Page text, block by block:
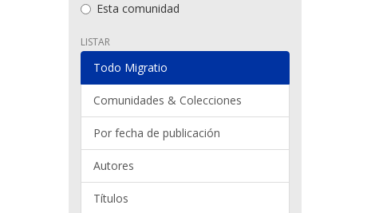
Esta comunidad
LISTAR
Todo Migratio
Comunidades & Colecciones
Por fecha de publicación
Autores
Títulos